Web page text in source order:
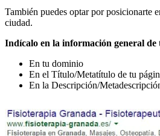
También puedes optar por posicionarte
ciudad.
Indícalo en la información general de
En tu dominio
En el Título/Metatítulo de tu
En la Descripción/